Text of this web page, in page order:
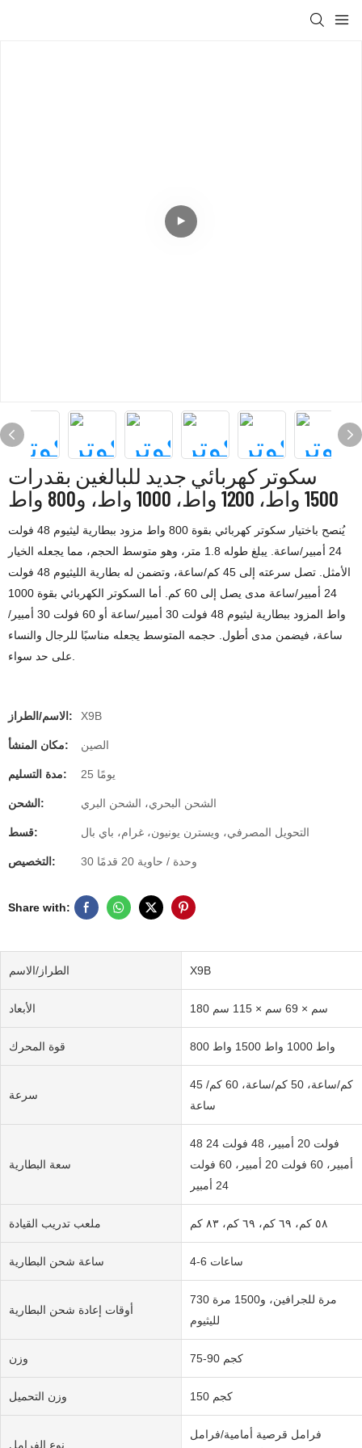
سكوتر كهربائي جديد للبالغين بقدرات
1500 واط، 1200 واط، 1000 واط، و800 واط
يُنصح باختيار سكوتر كهربائي بقوة 800 واط مزود ببطارية ليثيوم 48 فولت
24 أمبير/ساعة. يبلغ طوله 1.8 متر، وهو متوسط ​​الحجم، مما يجعله الخيار
الأمثل. تصل سرعته إلى 45 كم/ساعة، وتضمن له بطارية الليثيوم 48 فولت
24 أمبير/ساعة مدى يصل إلى 60 كم. أما السكوتر الكهربائي بقوة 1000
واط المزود ببطارية ليثيوم 48 فولت 30 أمبير/ساعة أو 60 فولت 30 أمبير/
ساعة، فيضمن مدى أطول. حجمه المتوسط ​​يجعله مناسبًا للرجال والنساء
الاسم/الطراز: X9B
مكان المنشأ: الصين
مدة التسليم: 25 يومًا
الشحن: الشحن البحري، الشحن البري
قسط: التحويل المصرفي، ويسترن يونيون، غرام، باي بال
التخصيص: 30 وحدة / حاوية 20 قدمًا
Share with:
الطراز/الاسم X9B
الأبعاد 180 سم × 69 سم × 115 سم
قوة المحرك 800 واط 1000 واط 1500 واط
سرعة
45 كم/ساعة، 50 كم/ساعة، 60 كم/
ساعة
سعة البطارية
48 فولت 20 أمبير، 48 فولت 24
أمبير، 60 فولت 20 أمبير، 60 فولت
24 أمبير
ملعب تدريب القيادة ٥٨ كم، ٦٩ كم، ٦٩ كم، ٨٣ كم
ساعة شحن البطارية 4-6 ساعات
أوقات إعادة شحن البطارية
730 مرة للجرافين، و1500 مرة
لليثيوم
وزن 75-90 كجم
وزن التحميل 150 كجم
نوع الفرامل
فرامل قرصية أمامية/فرامل